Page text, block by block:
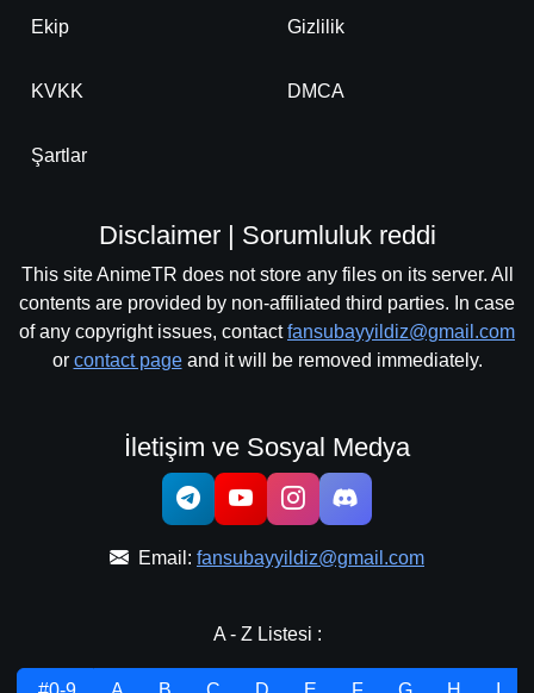
Ekip Gizlilik
KVKK DMCA
Şartlar
Disclaimer | Sorumluluk reddi
This site AnimeTR does not store any files on its server. All
contents are provided by non-affiliated third parties. In case
of any copyright issues, contactfansubayyildiz@gmail.com
or contact pageand it will be removed immediately.
İletişim ve Sosyal Medya
Email: fansubayyildiz@gmail.com
A - Z Listesi :